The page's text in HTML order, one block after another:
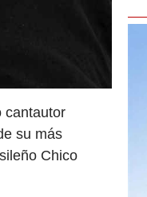
cantautor
su más
Chico